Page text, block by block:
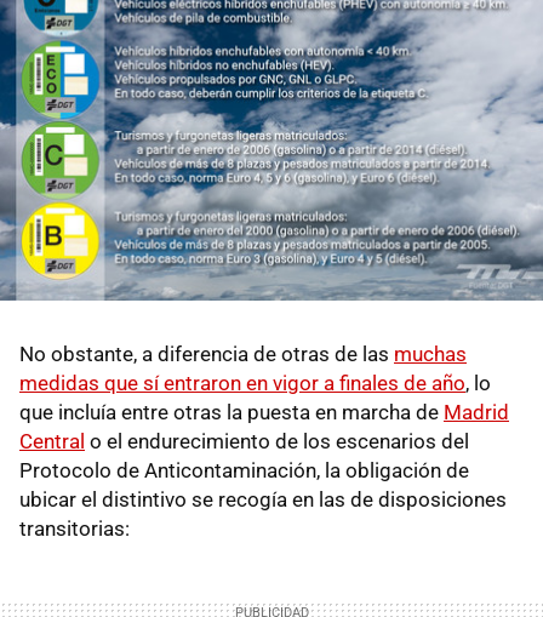
No obstante, a diferencia de otras de las muchas
medidas que sí entraron en vigor a finales de año, lo
que incluía entre otras la puesta en marcha de Madrid
Central o el endurecimiento de los escenarios del
Protocolo de Anticontaminación, la obligación de
ubicar el distintivo se recogía en las de disposiciones
transitorias: